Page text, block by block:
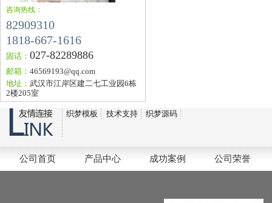
税务登记证
咨询热线：
82909310
1818-667-1616
固话： 027-82289886
邮箱： 46569193@qq.com
地址： 武汉市江岸区建二七工业园6栋
2楼205室
织梦模板 技术支持 织梦源码
公司首页 产品中心 成功案例 公司荣誉